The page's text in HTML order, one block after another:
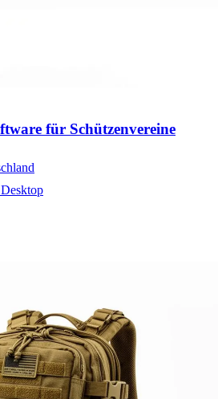
für Schützenvereine